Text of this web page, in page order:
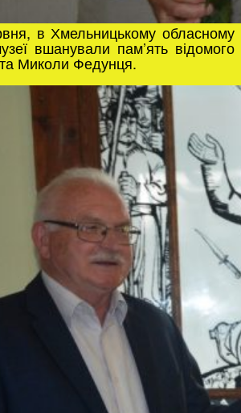
в Хмельницькому обласному
вшанували пам’ять відомого
Миколи Федунця.